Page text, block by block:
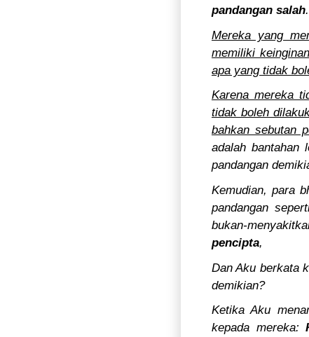
pandangan salah.
Mereka yang
memiliki
apa yang tidak
Karena mereka
tidak boleh
bahkan sebutan
adalah bantahan
pandangan
Kemudian, para
pandangan
bukan-
pencipta,
Dan Aku berkata
demikian?
Ketika Aku
kepada mereka: